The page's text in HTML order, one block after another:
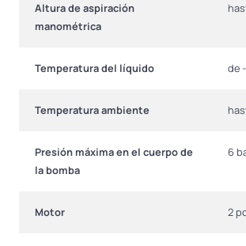
Altura de aspiración
manométrica
Temperatura del líquido de
Temperatura ambiente
Presión máxima en el cuerpo de
la bomba
6
Motor 2